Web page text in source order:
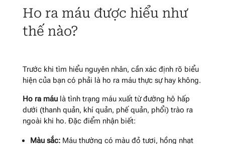
Ho ra máu được hiểu như
thế nào?
Trước khi tìm hiểu nguyên nhân, cần xác định rõ biểu
hiện của bạn có phải là ho ra máu thực sự hay không.
Ho ra máulà tình trạng máu xuất từ đường hô hấp
dưới (thanh quản, khí quản, phế quản, phổi) trào ra
ngoài khi ho. Đặc điểm nhận biết:
Màu sắc:Máu thường có màu đỏ tươi, hồng nhạt